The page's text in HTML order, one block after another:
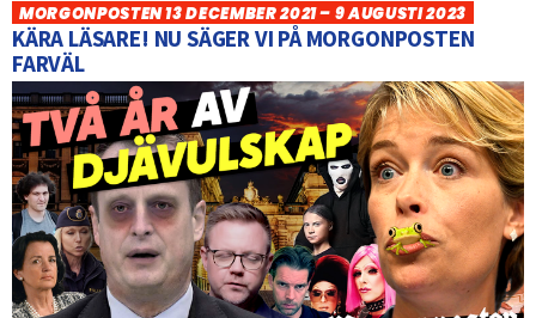
MORGONPOSTEN 13 DECEMBER 2021 – 9 AUGUSTI 2023
KÄRA LÄSARE! NU SÄGER VI PÅ MORGONPOSTEN
FARVÄL